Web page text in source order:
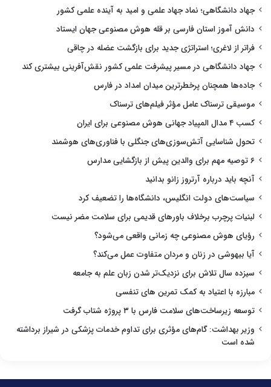
جهاد دانشگاهی؛ نماد جهاد علمی و امید به آینده علمی کشور
دانش آموز استان فارسی بر قله هوش مصنوعی جهان ایستاد
فراتر از لاغری؛ استراتژی جدید برای بازگشت عضله در چاقی
جهاد دانشگاهی در مسیر پیشرفت علمی کشور نقش‌آفرینی بیشتری کند
جاده‌ها همچنان پرخطرترین میدان امداد در فارس
موسیقی ترسناک عامل مؤثر فیلم‌های ترسناک
کسب ۴ مدال المپیاد جهانی هوش مصنوعی برای ایران
تحول شناسایی آتش‌سوزی‌های جنگلی با فناوری‌های هوشمند
۶ توصیه مهم برای والدین پیش از بازگشایی مدارس
آنچه باید درباره آرتروز زانو بدانید
سیاست‌های دولت انگلیس، دانشگاه‌ها را تضعیف کرد
لبنیات پرچرب برخلاف باورهای قدیمی برای سلامت مضر نیست
رؤیای هوش مصنوعی چه زمانی واقعی می‌شود؟
آیا بیهوشی در زنان و مردان متفاوت عمل می‌کند؟
سیزده سال تلاش برای نزدیک‌تر شدن زبان علم به جامعه
مبارزه با اعتیاد به کمک تمرین های تنفسی
توسعه زیرساخت‌های سلامت فارس با ۳ پروژه شتاب گرفت
وزیر بهداشت: گام‌های مؤثری برای تداوم خدمات پزشکی در شیراز برداشته
شده است